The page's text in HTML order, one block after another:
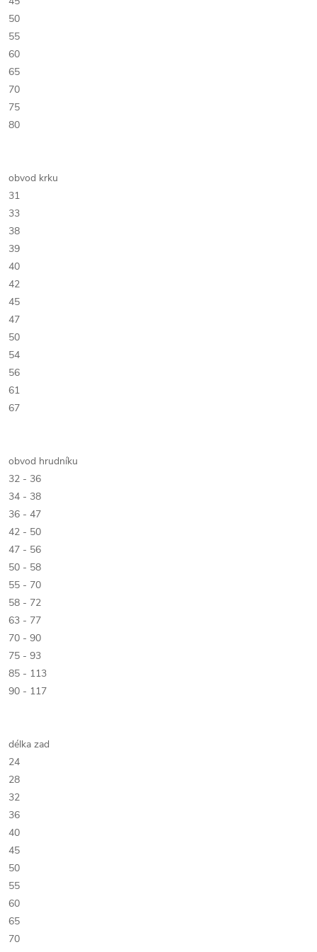
50
55
60
65
70
75
80
obvod krku
31
33
38
39
40
42
45
47
50
54
56
61
67
obvod hrudníku
32 - 36
34 - 38
36 - 47
42 - 50
47 - 56
50 - 58
55 - 70
58 - 72
63 - 77
70 - 90
75 - 93
85 - 113
90 - 117
délka zad
24
28
32
36
40
45
50
55
60
65
70